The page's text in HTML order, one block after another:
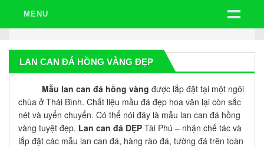
MENU
LAN CAN ĐÁ HỒNG VÀNG ĐẸP
Mẫu lan can đá hồng vàng được lắp đặt tại một ngôi
chùa ở Thái Bình. Chất liệu mầu đá đẹp hoa văn lại còn sắc
nét và uyển chuyển. Có thể nói đây là mẫu lan can đá hồng
vàng tuyệt đẹp. Lan can đá ĐẸP Tài Phú – nhận chế tác và
lắp đặt các mẫu lan can đá, hàng rào đá, tường đá trên toàn